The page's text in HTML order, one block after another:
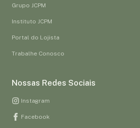
Grupo JCPM
Instituto JCPM
Portal do Lojista
Trabalhe Conosco
Nossas Redes Sociais
Instagram
Facebook